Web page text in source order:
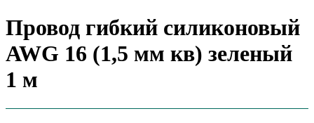
Провод гибкий силиконовый
AWG 16 (1,5 мм кв) зеленый
1 м